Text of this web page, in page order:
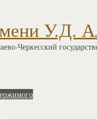
У.Д.
Черкесский